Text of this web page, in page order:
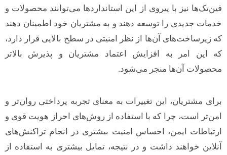
فین‌تک‌ها نیز با پیروی از این استانداردها می‌توانند محصولات و
خدمات جدیدی را توسعه دهند و به مشتریان خود اطمینان دهند
که زیرساخت‌های آن‌ها از نظر امنیتی در سطح بالایی قرار دارد،
که این امر به افزایش اعتماد مشتریان و پذیرش بالاتر
محصولات آن‌ها منجر می‌شود.
برای مشتریان، این تغییرات به معنای تجربه پرداختی روان‌تر و
امن‌تر است، چرا که با استفاده از روش‌های احراز هویت قوی و
ارتباطات ایمن، احساس امنیت بیشتری در انجام تراکنش‌های
آنلاین خواهند داشت و در نتیجه، تمایل بیشتری به استفاده از